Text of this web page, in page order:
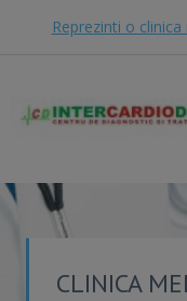
Reprezinti o
CLINICA